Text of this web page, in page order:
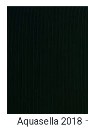
Aquasella 2018